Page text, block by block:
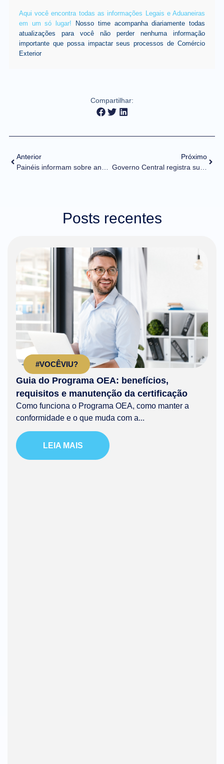
Aqui você encontra todas as informações Legais e Aduaneiras
em um só lugar! Nosso time acompanha diariamente todas
atualizações para você não perder nenhuma informação
importante que possa impactar seus processos de Comércio
Exterior
Compartilhar:
Anterior
Próximo
Posts recentes
#VOCÊVIU?
Guia do Programa OEA: benefícios,
requisitos e manutenção da certificação
Como funciona o Programa OEA, como manter a
conformidade e o que muda com a...
LEIA MAIS